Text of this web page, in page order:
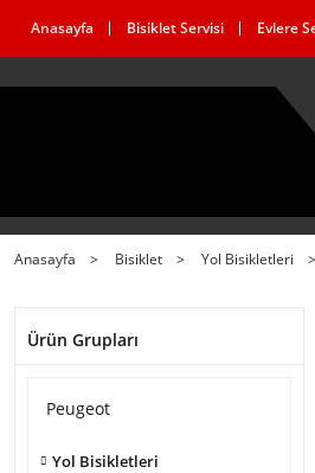
Anasayfa Bisiklet Servisi Evlere
Anasayfa Bisiklet Yol Bisikletleri
Ürün Grupları
Peugeot
Yol Bisikletleri